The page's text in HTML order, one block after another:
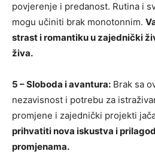
povjerenje i predanost. Rutina i
mogu učiniti brak monotonnim.
strast i romantiku u zajednički
živa.
5 – Sloboda i avantura: Brak sa
nezavisnost i potrebu za
promjene i zajednički projekti
prihvatiti nova iskustva i
promjenama.